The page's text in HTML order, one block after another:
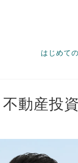
はじめて
動産投